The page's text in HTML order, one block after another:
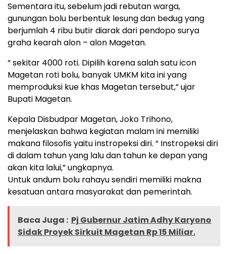
Sementara itu, sebelum jadi rebutan warga,
gunungan bolu berbentuk lesung dan bedug yang
berjumlah 4 ribu butir diarak dari pendopo surya
graha kearah alon – alon Magetan.
“ sekitar 4000 roti. Dipilih karena salah satu icon
Magetan roti bolu, banyak UMKM kita ini yang
memproduksi kue khas Magetan tersebut,” ujar
Bupati Magetan.
Kepala Disbudpar Magetan, Joko Trihono,
menjelaskan bahwa kegiatan malam ini memiliki
makana filosofis yaitu instropeksi diri. “ Instropeksi diri
di dalam tahun yang lalu dan tahun ke depan yang
akan kita lalui,” ungkapnya.
Untuk andum bolu rahayu sendiri memiliki makna
kesatuan antara masyarakat dan pemerintah.
Baca Juga : Pj Gubernur Jatim Adhy Karyono
Sidak Proyek Sirkuit Magetan Rp 15 Miliar.